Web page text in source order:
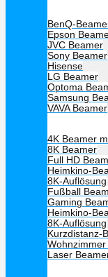
BenQ-
Epson
JVC Beamer
Sony Beamer
Hisense
LG Beamer
Optoma
Samsung
VAVA Beamer
4K Beamer
8K Beamer
Full HD
Heimkino-
8K-Auflösung
Fußball
Gaming
Heimkino-
8K-Auflösung
Kurzdistanz-
Laser